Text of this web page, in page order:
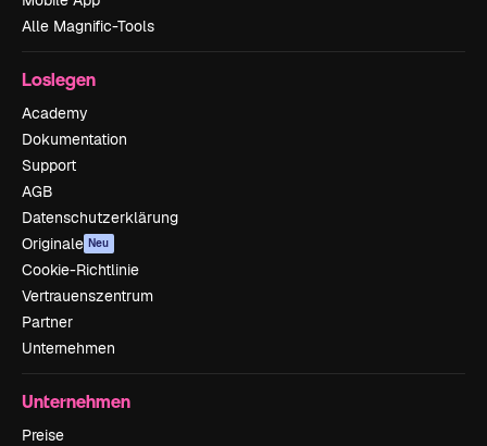
Alle Magnific-Tools
Loslegen
Academy
Dokumentation
Support
AGB
Datenschutzerklärung
Originale Neu
Cookie-Richtlinie
Vertrauenszentrum
Partner
Unternehmen
Unternehmen
Preise